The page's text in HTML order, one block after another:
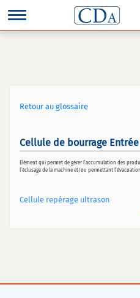
Retour au glossaire
Cellule de bourrage
Élément qui permet de gérer l’accumulation des
l’éclusage de la machine et/ou permettant
Cellule repérage ultrason